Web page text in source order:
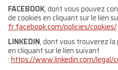
FACEBOOK, dont vous pouvez
de cookies en cliquant sur le lien
fr.facebook.com/policies/cookies/
LINKEDIN, dont vous trouverez
en cliquant sur le lien suivant
:https://www.linkedin.com/legal/